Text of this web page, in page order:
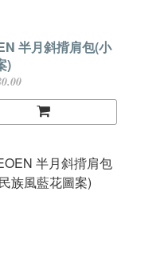
半月斜揹肩包(小
)